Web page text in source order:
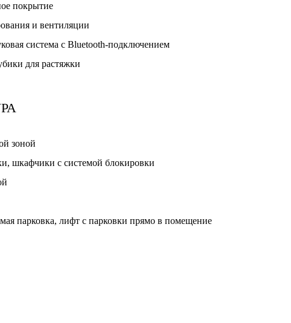
покрытие
и вентиляции
система с Bluetooth-подключением
для растяжки
зоной
шкафчики с системой блокировки
парковка, лифт с парковки прямо в помещение